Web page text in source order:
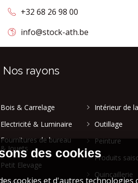
+32 68 26 98 00
info@stock-ath.be
Nos rayons
Bois & Carrelage
Electricité & Luminaire
Fournitures de bureau
& Jouets
Petit Elevage
Intérieur de
Outillage
Peinture
Produits
Quincaillerie